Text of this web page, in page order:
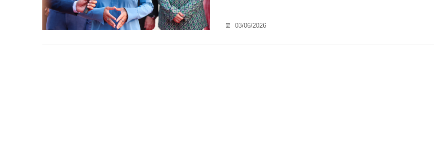
03/06/2026